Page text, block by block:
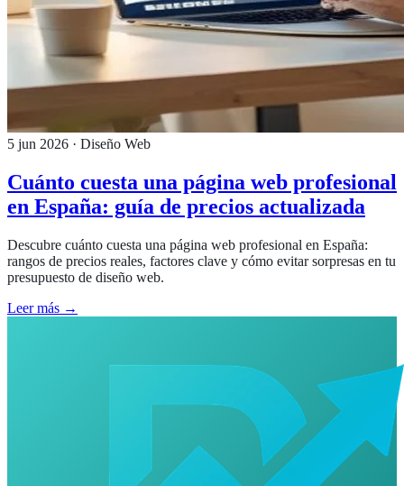
5 jun 2026 · Diseño Web
Cuánto cuesta una página web profesional
en España: guía de precios actualizada
Descubre cuánto cuesta una página web profesional en España:
rangos de precios reales, factores clave y cómo evitar sorpresas en tu
presupuesto de diseño web.
Leer más →